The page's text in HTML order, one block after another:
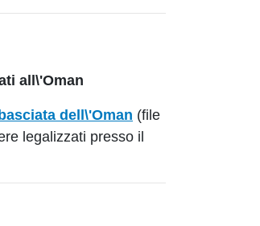
all\'Oman
dell\'Oman (file
legalizzati presso il